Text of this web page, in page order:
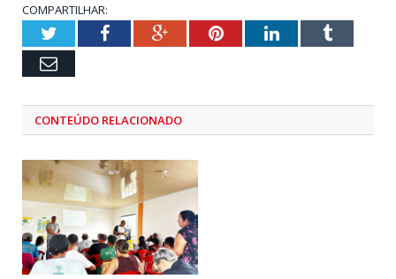
COMPARTILHAR:
TwitterFacebookGoogle+PinterestLinkedInTumblr
Email
CONTEÚDO RELACIONADO